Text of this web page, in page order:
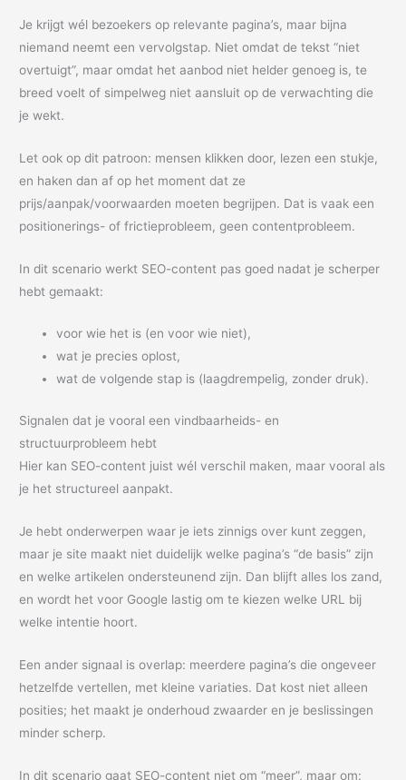
Je krijgt wél bezoekers op relevante pagina’s, maar bijna
niemand neemt een vervolgstap. Niet omdat de tekst “niet
overtuigt”, maar omdat het aanbod niet helder genoeg is, te
breed voelt of simpelweg niet aansluit op de verwachting die
je wekt.
Let ook op dit patroon: mensen klikken door, lezen een stukje,
en haken dan af op het moment dat ze
prijs/aanpak/voorwaarden moeten begrijpen. Dat is vaak een
positionerings- of frictieprobleem, geen contentprobleem.
In dit scenario werkt SEO-content pas goed nadat je scherper
hebt gemaakt:
voor wie het is (en voor wie niet),
wat je precies oplost,
wat de volgende stap is (laagdrempelig, zonder druk).
Signalen dat je vooral een vindbaarheids- en
structuurprobleem hebt
Hier kan SEO-content juist wél verschil maken, maar vooral als
je het structureel aanpakt.
Je hebt onderwerpen waar je iets zinnigs over kunt zeggen,
maar je site maakt niet duidelijk welke pagina’s “de basis” zijn
en welke artikelen ondersteunend zijn. Dan blijft alles los zand,
en wordt het voor Google lastig om te kiezen welke URL bij
welke intentie hoort.
Een ander signaal is overlap: meerdere pagina’s die ongeveer
hetzelfde vertellen, met kleine variaties. Dat kost niet alleen
posities; het maakt je onderhoud zwaarder en je beslissingen
minder scherp.
In dit scenario gaat SEO-content niet om “meer”, maar om: